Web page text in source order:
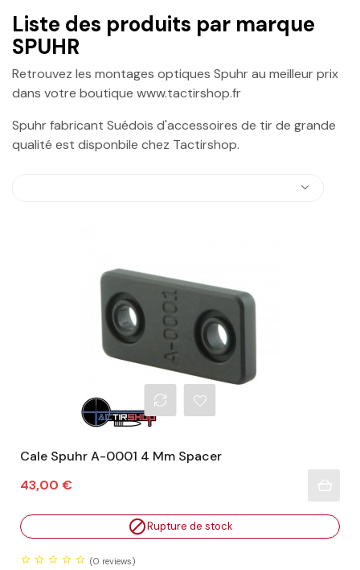
Liste des produits par marque
SPUHR
Retrouvez les montages optiques Spuhr au meilleur prix
dans votre boutique www.tactirshop.fr
Spuhr fabricant Suédois d'accessoires de tir de grande
qualité est disponbile chez Tactirshop.
Cale Spuhr A-0001 4 Mm Spacer
Prix
43,00 €
Rupture de stock
(0 reviews)